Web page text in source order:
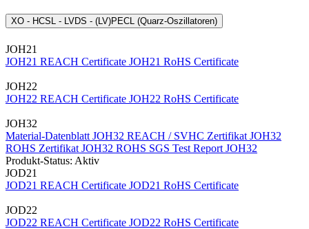
XO - HCSL - LVDS - (LV)PECL (Quarz-Oszillatoren)
JOH21
JOH21 REACH Certificate JOH21 RoHS Certificate
JOH22
JOH22 REACH Certificate JOH22 RoHS Certificate
JOH32
Material-Datenblatt JOH32 REACH / SVHC Zertifikat JOH32
ROHS Zertifikat JOH32 ROHS SGS Test Report JOH32
Produkt-Status: Aktiv
JOD21
JOD21 REACH Certificate JOD21 RoHS Certificate
JOD22
JOD22 REACH Certificate JOD22 RoHS Certificate